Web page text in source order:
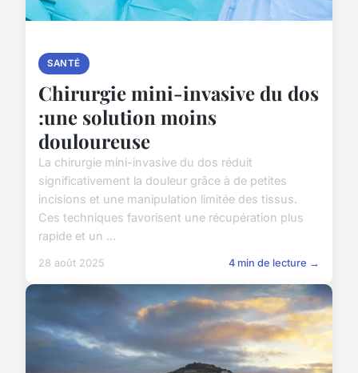
SANTÉ
Chirurgie mini-invasive du dos
:une solution moins
douloureuse
La chirurgie mini-invasive du dos réduit
significativement la douleur grâce à de petites
incisions et une manipulation limitée des tissus.
Ces techniques favorisent une récupération plus
rapide et un ...
28 août 2025 4 min de lecture →